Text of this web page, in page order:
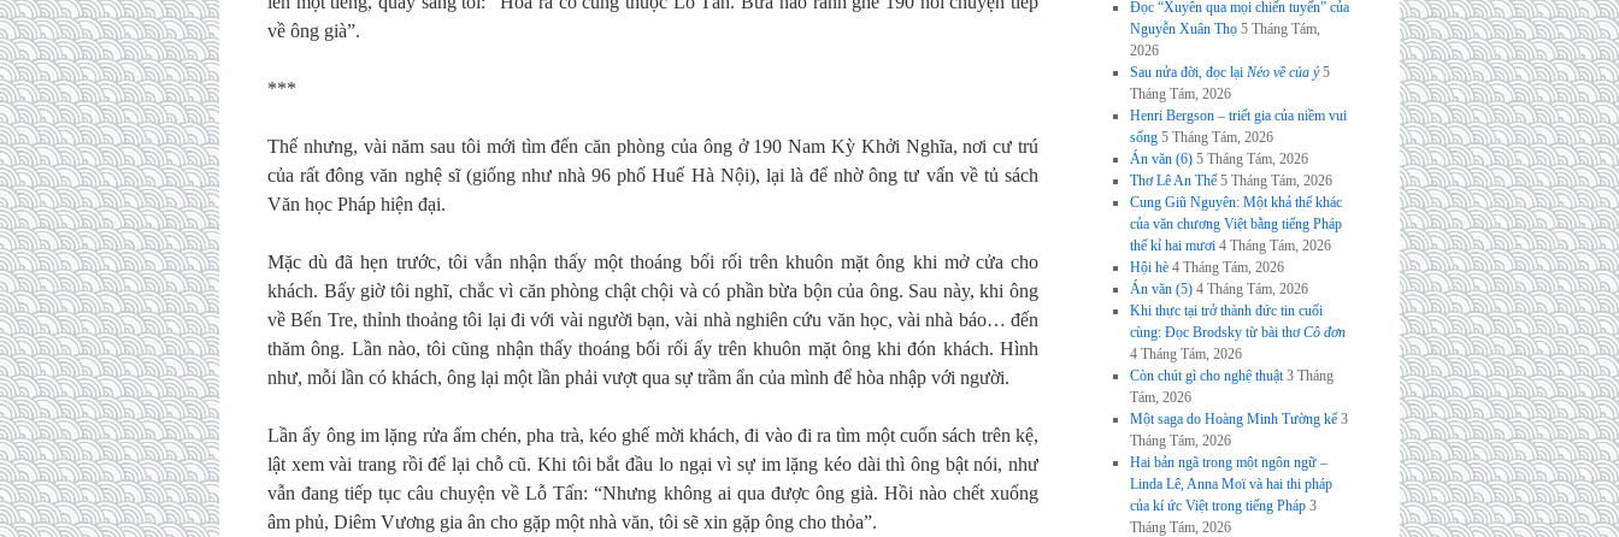
về ông già”.
***
Thế nhưng, vài năm sau tôi mới tìm đến căn phòng của ông ở 190 Nam Kỳ Khởi Nghĩa, nơi cư trú
của rất đông văn nghệ sĩ (giống như nhà 96 phố Huế Hà Nội), lại là để nhờ ông tư vấn về tủ sách
Văn học Pháp hiện đại.
Mặc dù đã hẹn trước, tôi vẫn nhận thấy một thoáng bối rối trên khuôn mặt ông khi mở cửa cho
khách. Bấy giờ tôi nghĩ, chắc vì căn phòng chật chội và có phần bừa bộn của ông. Sau này, khi ông
về Bến Tre, thỉnh thoảng tôi lại đi với vài người bạn, vài nhà nghiên cứu văn học, vài nhà báo… đến
thăm ông. Lần nào, tôi cũng nhận thấy thoáng bối rối ấy trên khuôn mặt ông khi đón khách. Hình
như, mỗi lần có khách, ông lại một lần phải vượt qua sự trầm ẩn của mình để hòa nhập với người.
Lần ấy ông im lặng rửa ấm chén, pha trà, kéo ghế mời khách, đi vào đi ra tìm một cuốn sách trên kệ,
lật xem vài trang rồi để lại chỗ cũ. Khi tôi bắt đầu lo ngại vì sự im lặng kéo dài thì ông bật nói, như
vẫn đang tiếp tục câu chuyện về Lỗ Tấn: “Nhưng không ai qua được ông già. Hồi nào chết xuống
âm phủ, Diêm Vương gia ân cho gặp một nhà văn, tôi sẽ xin gặp ông cho thỏa”.
Đọc “Xuyên qua mọi chiến tuyến” của
Nguyễn Xuân Thọ 5 Tháng Tám,
2026
Sau nửa đời, đọc lại Nẻo về của ý 5
Tháng Tám, 2026
Henri Bergson – triết gia của niềm vui
sống 5 Tháng Tám, 2026
Án văn (6) 5 Tháng Tám, 2026
Thơ Lê An Thế 5 Tháng Tám, 2026
Cung Giũ Nguyên: Một khả thể khác
của văn chương Việt bằng tiếng Pháp
thế kỉ hai mươi 4 Tháng Tám, 2026
Hội hè 4 Tháng Tám, 2026
Án văn (5) 4 Tháng Tám, 2026
Khi thực tại trở thành đức tin cuối
cùng: Đọc Brodsky từ bài thơCô đơn
4 Tháng Tám, 2026
Còn chút gì cho nghệ thuật 3 Tháng
Tám, 2026
Một saga do Hoàng Minh Tường kể 3
Tháng Tám, 2026
Hai bản ngã trong một ngôn ngữ –
Linda Lê, Anna Moï và hai thi pháp
của kí ức Việt trong tiếng Pháp 3
Tháng Tám, 2026